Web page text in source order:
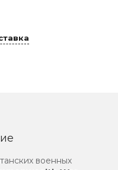
военных